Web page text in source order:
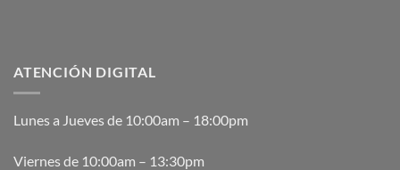
ATENCIÓN DIGITAL
Lunes a Jueves de 10:00am – 18:00pm
Viernes de 10:00am – 13:30pm